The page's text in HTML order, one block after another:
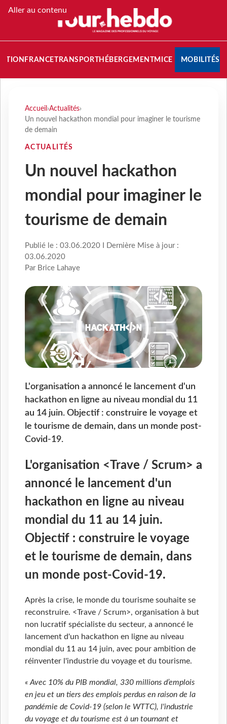
Aller au contenu
FRANCETRANSPORT HÉBERGEMENTMICE MOBILITÉS
Accueil ›Actualités›
Un nouvel hackathon mondial pour imaginer le tourisme
de demain
ACTUALITÉS
Un nouvel hackathon
mondial pour imaginer le
tourisme de demain
Publié le : 03.06.2020 I Dernière Mise à jour :
03.06.2020
Par Brice Lahaye
L'organisation a annoncé le lancement d'un
hackathon en ligne au niveau mondial du 11
au 14 juin. Objectif : construire le voyage et
le tourisme de demain, dans un monde post-
Covid-19.
L'organisation <Trave / Scrum> a
annoncé le lancement d'un
hackathon en ligne au niveau
mondial du 11 au 14 juin.
Objectif : construire le voyage
et le tourisme de demain, dans
un monde post-Covid-19.
Après la crise, le monde du tourisme souhaite se
reconstruire. <Trave / Scrum>, organisation à but
non lucratif spécialiste du secteur, a annoncé le
lancement d'un hackathon en ligne au niveau
mondial du 11 au 14 juin, avec pour ambition de
réinventer l'industrie du voyage et du tourisme.
« Avec 10% du PIB mondial, 330 millions d’emplois
en jeu et un tiers des emplois perdus en raison de la
pandémie de Covid-19 (selon le WTTC), l'industrie
du voyage et du tourisme est à un tournant et